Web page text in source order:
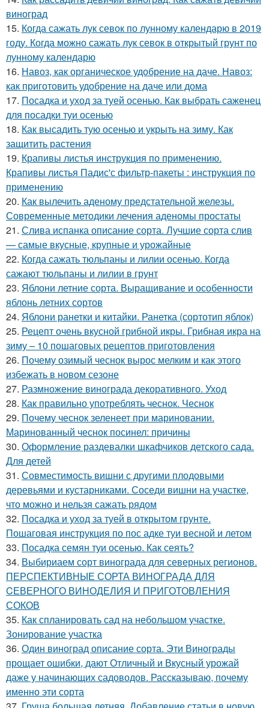
виноград
15. Когда сажать лук севок по лунному календарю в 2019
году. Когда можно сажать лук севок в открытый грунт по
лунному календарю
16. Навоз, как органическое удобрение на даче. Навоз:
как приготовить удобрение на даче или дома
17. Посадка и уход за туей осенью. Как выбрать саженец
для посадки туи осенью
18. Как высадить тую осенью и укрыть на зиму. Как
защитить растения
19. Крапивы листья инструкция по применению.
Крапивы листья Падис'с фильтр-пакеты : инструкция по
применению
20. Как вылечить аденому предстательной железы.
Современные методики лечения аденомы простаты
21. Слива испанка описание сорта. Лучшие сорта слив
— самые вкусные, крупные и урожайные
22. Когда сажать тюльпаны и лилии осенью. Когда
сажают тюльпаны и лилии в грунт
23. Яблони летние сорта. Выращивание и особенности
яблонь летних сортов
24. Яблони ранетки и китайки. Ранетка (сортотип яблок)
25. Рецепт очень вкусной грибной икры. Грибная икра на
зиму – 10 пошаговых рецептов приготовления
26. Почему озимый чеснок вырос мелким и как этого
избежать в новом сезоне
27. Размножение винограда декоративного. Уход
28. Как правильно употреблять чеснок. Чеснок
29. Почему чеснок зеленеет при мариновании.
Маринованный чеснок посинел: причины
30. Оформление раздевалки шкафчиков детского сада.
Для детей
31. Совместимость вишни с другими плодовыми
деревьями и кустарниками. Соседи вишни на участке,
что можно и нельзя сажать рядом
32. Посадка и уход за туей в открытом грунте.
Пошаговая инструкция по пос адке туи весной и летом
33. Посадка семян туи осенью. Как сеять?
34. Выбириаем сорт винограда для северных регионов.
ПЕРСПЕКТИВНЫЕ СОРТА ВИНОГРАДА ДЛЯ
CЕВЕРНОГО ВИНОДЕЛИЯ И ПРИГОТОВЛЕНИЯ
СОКОВ
35. Как спланировать сад на небольшом участке.
Зонирование участка
36. Один виноград описание сорта. Эти Винограды
прощает ошибки, дают Отличный и Вкусный урожай
даже у начинающих садоводов. Рассказываю, почему
именно эти сорта